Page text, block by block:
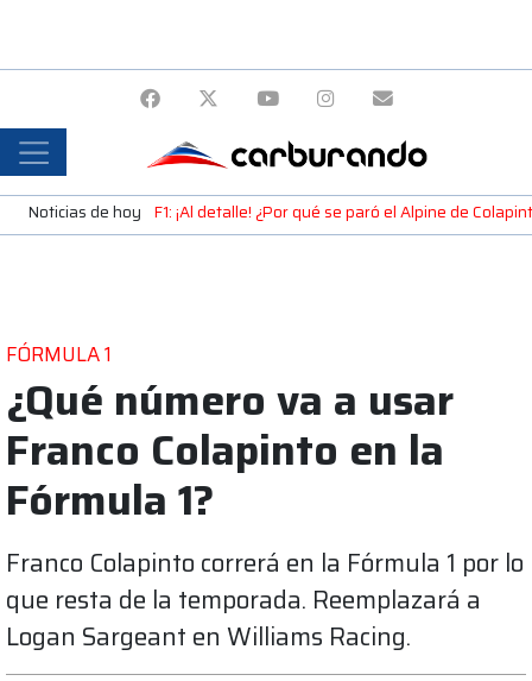
Noticias de hoy F1: ¡Al detalle! ¿Por qué se paró el Alpine de
FÓRMULA 1
¿Qué número va a usar
Franco Colapinto en la
Fórmula 1?
Franco Colapinto correrá en la Fórmula 1 por lo
que resta de la temporada. Reemplazará a
Logan Sargeant en Williams Racing.